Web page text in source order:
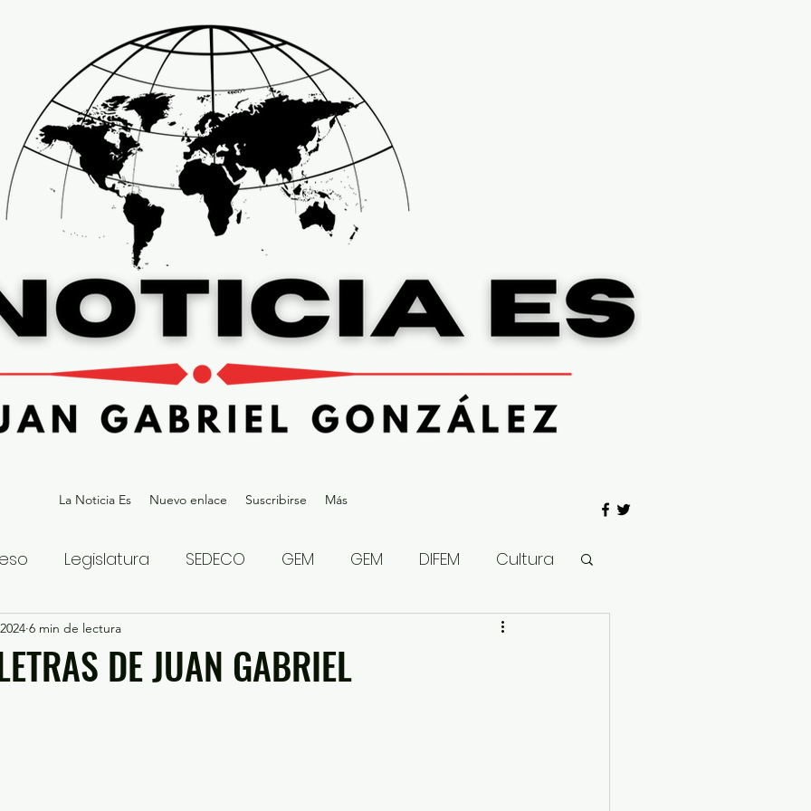
La Noticia Es Nuevo enlace Suscribirse Más
Legislatura SEDECO GEM GEM DIFEM Cultura
Gubernatura Edoméx 2023
DE JUAN GABRIEL
6 min de lectura